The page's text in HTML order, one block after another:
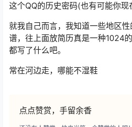
这个QQ的历史密码(也有可能你现
就我自己而言，我知道一些地区
谱，往上面放简历真是一种1024
都写了什么吧。
常在河边走，哪能不湿鞋
点点赞赏，手留余香